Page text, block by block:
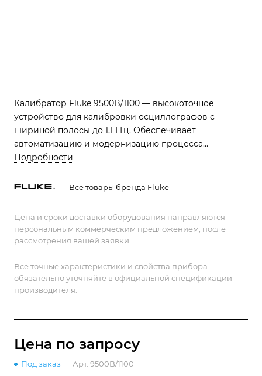
Калибратор Fluke 9500B/1100 — высокоточное
устройство для калибровки осциллографов с
шириной полосы до 1,1 ГГц. Обеспечивает
автоматизацию и модернизацию процесса
калибровки. Поддерживает дистанционное
Подробности
Все товары бренда Fluke
Цена и сроки доставки оборудования направляются
персональным коммерческим предложением, после
рассмотрения вашей заявки.
Все точные характеристики и свойства прибора
обязательно уточняйте в официальной спецификации
производителя.
Цена по запросу
Под заказ Арт. 9500B/1100